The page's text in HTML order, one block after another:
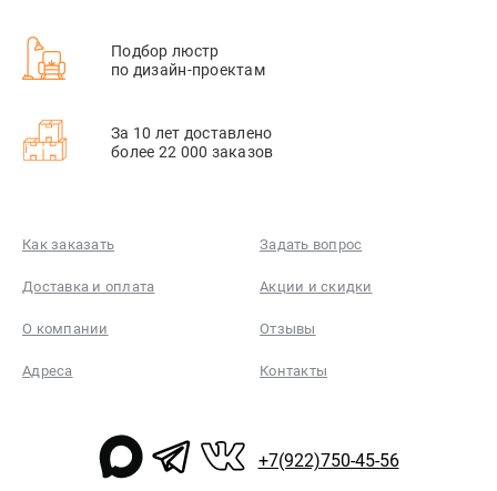
Подбор люстр
по дизайн-проектам
За 10 лет доставлено
более 22 000 заказов
Как заказать Задать вопрос
Доставка и оплата Акции и скидки
О компании Отзывы
Адреса Контакты
+7(922)750-45-56